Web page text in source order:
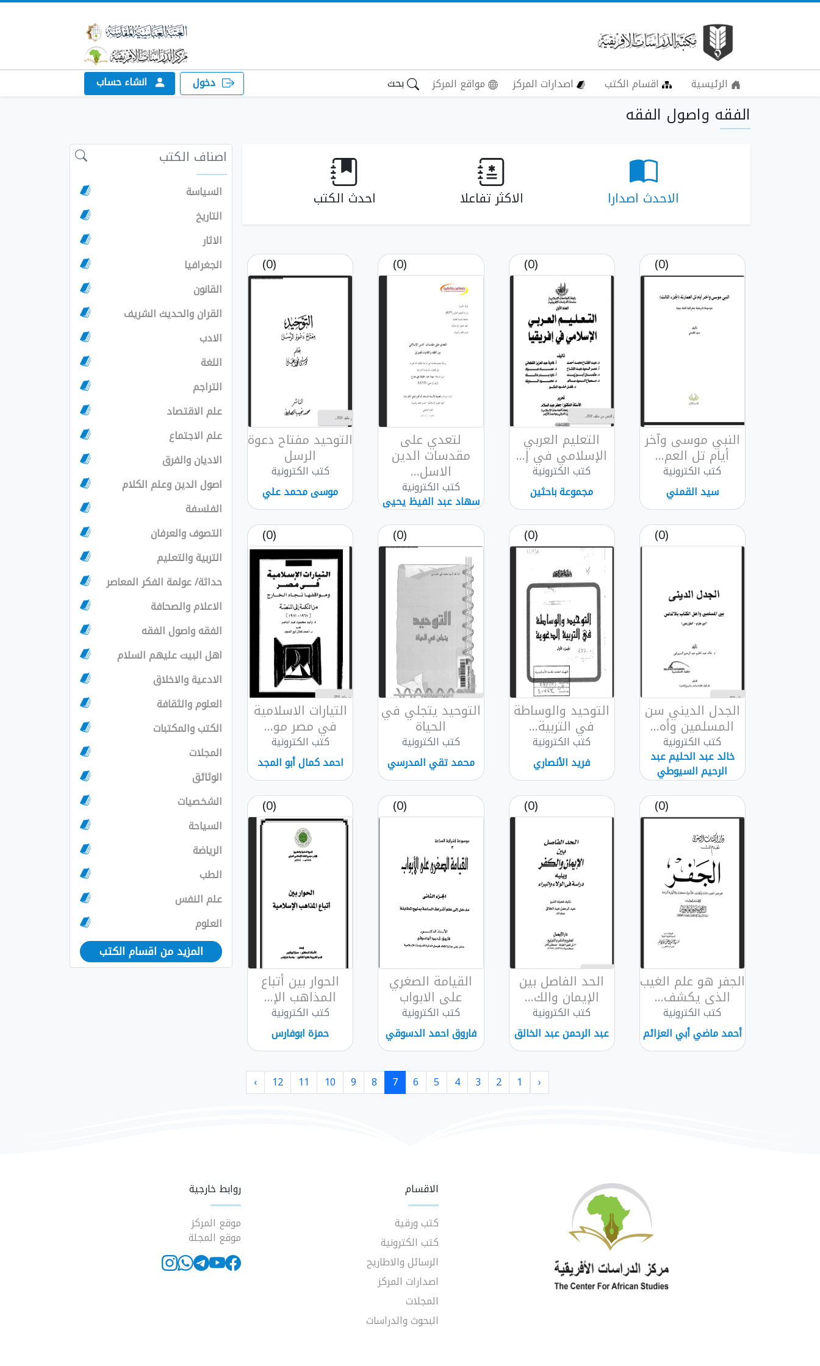
الرئيسية اقسام الكتب اصدارات المركز مواقع المركز بحث دخول انشاء حساب
الفقه واصول الفقه
الاحدث اصدارا الاكثر تفاعلا احدث الكتب
(0)
النبي موسى وآخر
أيام تل العم...
كتب الكترونية
سيد القمني
(0)
التعليم العربي
الإسلامي في إ...
كتب الكترونية
مجموعة باحثين
(0)
لتعدي على
مقدسات الدين
الاسل...
كتب الكترونية
سهاد عبد الفيظ يحيى
بعباع
(0)
التوحيد مفتاح دعوة
الرسل
كتب الكترونية
موسى محمد علي
(0)
الجدل الديني سن
المسلمين وأه...
كتب الكترونية
خالد عبد الحليم عبد
الرحيم السيوطي
(0)
التوحيد والوساطة
في التربية...
كتب الكترونية
فريد الأنصاري
(0)
التوحيد يتجلي في
الحياة
كتب الكترونية
محمد تقي المدرسي
(0)
التيارات الاسلامية
في مصر مو...
كتب الكترونية
احمد كمال أبو المجد
(0)
الجفر هو علم الغيب
الذى يكشف...
كتب الكترونية
أحمد ماضي أبي العزائم
(0)
الحد الفاصل بين
الإيمان والك...
كتب الكترونية
عبد الرحمن عبد الخالق
(0)
القيامة الصغري
على الابواب
كتب الكترونية
فاروق احمد الدسوقي
(0)
الحوار بين أتباع
المذاهب الإ...
كتب الكترونية
حمزة ابوفارس
اصناف الكتب
السياسة
التاريخ
الاثار
الجغرافيا
القانون
القران والحديث الشريف
الادب
اللغة
التراجم
علم الاقتصاد
علم الاجتماع
الاديان والفرق
اصول الدين وعلم الكلام
الفلسفة
التصوف والعرفان
التربية والتعليم
حداثة/ عولمة الفكر المعاصر
الاعلام والصحافة
الفقه واصول الفقه
اهل البيت عليهم السلام
الادعية والاخلاق
العلوم والثقافة
الكتب والمكتبات
المجلات
الوثائق
الشخصيات
السياحة
الرياضة
الطب
علم النفس
العلوم
المزيد من اقسام الكتب
‹
1
2
3
4
5
6
7
8
9
10
11
12
›
الاقسام
كتب ورقية
كتب الكترونية
الرسائل والاطاريح
اصدارات المركز
المجلات
البحوث والدراسات
روابط خارجية
موقع المركز
موقع المجلة